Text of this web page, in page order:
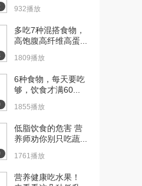
932播放
多吃7种混搭食物，
高饱腹高纤维高蛋...
1809播放
6种食物，每天要吃
够，饮食才满60...
1855播放
低脂饮食的危害 营
养师劝你别只吃蔬...
1761播放
营养健康吃水果！